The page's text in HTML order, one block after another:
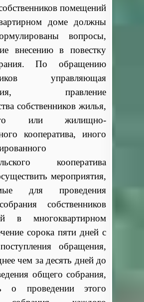
помещений
доме должны
вопросы,
внесению в повестку
По обращению
управляющая
правление
собственников жилья,
или жилищно-
кооператива, иного
кооператива
мероприятия,
для проведения
собственников
в многоквартирном
сорока пяти дней с
обращения,
чем за десять дней до
общего собрания,
о проведении этого